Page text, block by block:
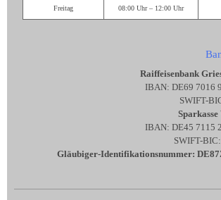
Freitag 08:00 Uhr – 12:00 Uhr
Raiffeisenbank
IBAN: DE69 7016
SWIFT-
IBAN: DE45 7115
SWIFT-
Gläubiger-Identifikationsnummer: